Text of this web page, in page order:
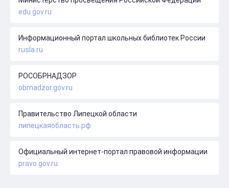
edu.gov.ru
Информационный портал школьных библиотек России
rusla.ru
РОСОБРНАДЗОР
obrnadzor.gov.ru
Правительство Липецкой области
липецкаяобласть.рф
Официальный интернет-портал правовой информации
pravo.gov.ru